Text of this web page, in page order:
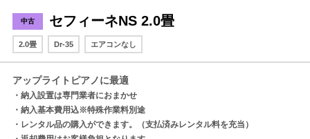
楽器レンタル
管楽器
弦楽器
中古 セフィーネNS 2.0畳
2.0畳 Dr-35 エアコンなし
アップライトピアノに最適
・納入設置は専門業者におまかせ
・納入基本費用込※特殊作業料別途
・レンタル品の購入ができます。（支払済みレンタル料を充当）